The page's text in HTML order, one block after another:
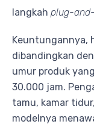
langkah plug-
Keuntungannya,
dibandingkan
umur produk
30.000 jam.
tamu, kamar
modelnya